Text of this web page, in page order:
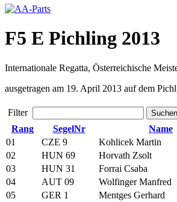
F5 E Pichling 2013
Internationale Regatta, Österreichische
ausgetragen am 19. April 2013 auf dem
Filter Suchen
Rang
SegelNr
Name
01
CZE 9 Kohlicek Martin
02
HUN 69 Horvath Zsolt
03
HUN 31 Forrai Csaba
04
AUT 09 Wolfinger Manfred
05
GER 1 Mentges Gerhard